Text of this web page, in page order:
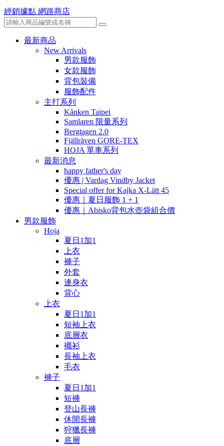
經銷據點 網路商店
最新商品
New Arrivals
男款服飾
女款服飾
背包裝備
服飾配件
主打系列
Kånken Taipei
Samlaren 限量系列
Bergtagen 2.0
Fjällräven GORE-TEX
HOJA 單車系列
最新消息
happy father's day
優惠 | Vardag Vindby Jacket
Special offer for Kajka X-Lätt 45
優惠｜夏日服飾 1 + 1
優惠｜Abisko背包水壺袋組合價
男款服飾
Hoja
夏日1加1
上衣
褲子
外套
連身衣
背心
上衣
夏日1加1
短袖上衣
底層衣
襯衫
長袖上衣
毛衣
褲子
夏日1加1
短褲
登山長褲
休閒長褲
狩獵長褲
底層